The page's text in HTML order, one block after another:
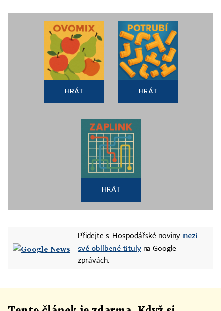
HRÁT HRÁT
HRÁT
Přidejte si Hospodářské noviny mezi
své oblíbené tituly na Google
zprávách.